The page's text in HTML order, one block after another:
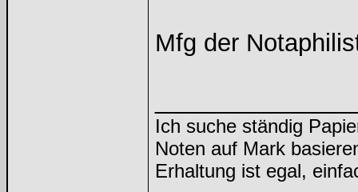
Mfg der
Ich suche ständig
Noten auf Mark
Erhaltung ist egal,